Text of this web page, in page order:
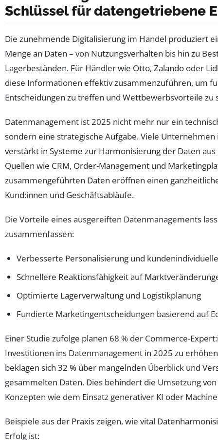
Schlüssel für datengetriebene
Die zunehmende Digitalisierung im Handel produziert
Menge an Daten – von Nutzungsverhalten bis hin zu
Lagerbeständen. Für Händler wie Otto, Zalando oder
diese Informationen effektiv zusammenzuführen, um
Entscheidungen zu treffen und Wettbewerbsvorteile zu
Datenmanagement ist 2025 nicht mehr nur ein
sondern eine strategische Aufgabe. Viele
verstärkt in Systeme zur Harmonisierung der Daten
Quellen wie CRM, Order-Management und
zusammengeführten Daten eröffnen einen
Kund:innen und Geschäftsabläufe.
Die Vorteile eines ausgereiften Datenmanagements
zusammenfassen:
Verbesserte Personalisierung und
Schnellere Reaktionsfähigkeit auf
Optimierte Lagerverwaltung und Logistikplanung
Fundierte Marketingentscheidungen basierend auf
Einer Studie zufolge planen 68 % der Commerce-
Investitionen ins Datenmanagement in 2025 zu
beklagen sich 32 % über mangelnden Überblick und
gesammelten Daten. Dies behindert die Umsetzung
Konzepten wie dem Einsatz generativer KI oder
Beispiele aus der Praxis zeigen, wie vital
Erfolg ist: